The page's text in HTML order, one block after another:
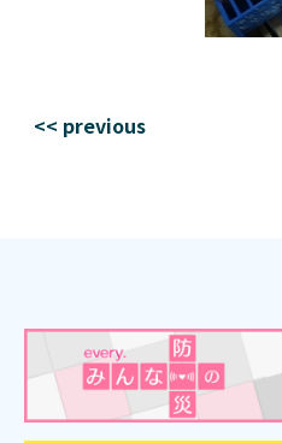
<< previous